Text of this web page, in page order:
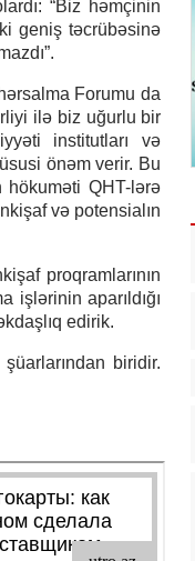
“Biz həmçinin
geniş təcrübəsinə
Forumu da
ilə biz uğurlu bir
institutları və
önəm verir. Bu
hökuməti QHT-lərə
və potensialın
proqramlarının
işlərinin aparıldığı
edirik.
biridir.